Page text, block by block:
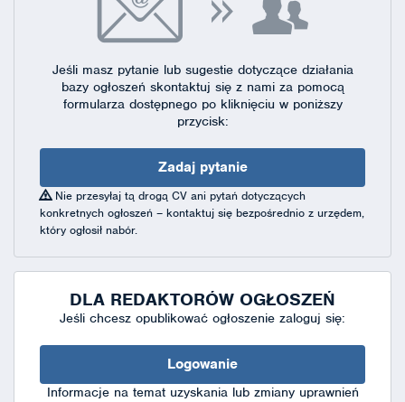
Jeśli masz pytanie lub sugestie dotyczące działania
bazy ogłoszeń skontaktuj się z nami za pomocą
formularza dostępnegopo kliknięciu w poniższy
przycisk:
Zadaj pytanie
Nie przesyłaj tą drogą CV ani pytań dotyczących
konkretnych ogłoszeń – kontaktuj się bezpośrednio z urzędem,
który ogłosił nabór.
DLA REDAKTORÓW OGŁOSZEŃ
Jeśli chcesz opublikować ogłoszenie zaloguj się:
Logowanie
Informacje na temat uzyskania lub zmiany uprawnień